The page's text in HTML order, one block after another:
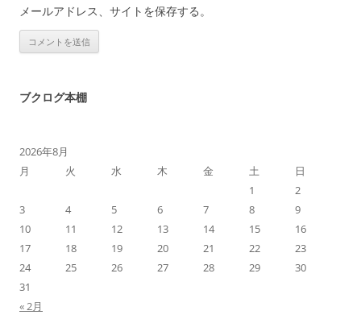
メールアドレス、サイトを保存する。
ブクログ本棚
2026年8月
月
火 水 木 金 土
日
1
2
3
4 5 6 7 8
9
10
11 12 13 14 15
16
17
18 19 20 21 22
23
24
25 26 27 28 29
30
31
« 2月